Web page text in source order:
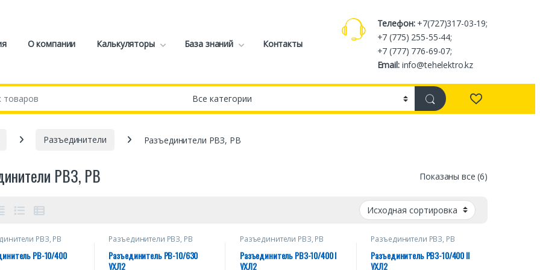
О компании Калькуляторы База знаний Контакты
Телефон:+7(727)317-03-19;
+7 (775) 255-55-44;
+7 (777) 776-69-07;
Email:info@tehelektro.kz
Разъединители Разъединители РВЗ, РВ
РВЗ, РВ Показаны все (6)
РВЗ, РВ
РВ-10/400
Разъединители РВЗ, РВ
Разъединитель РВ-10/630
УХЛ2
Разъединители РВЗ, РВ
Разъединитель РВЗ-10/400 I
УХЛ2
Разъединители РВЗ, РВ
Разъединитель РВЗ-10/400 II
УХЛ2